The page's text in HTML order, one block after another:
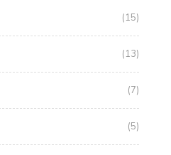
(15)
(13)
(7)
(5)